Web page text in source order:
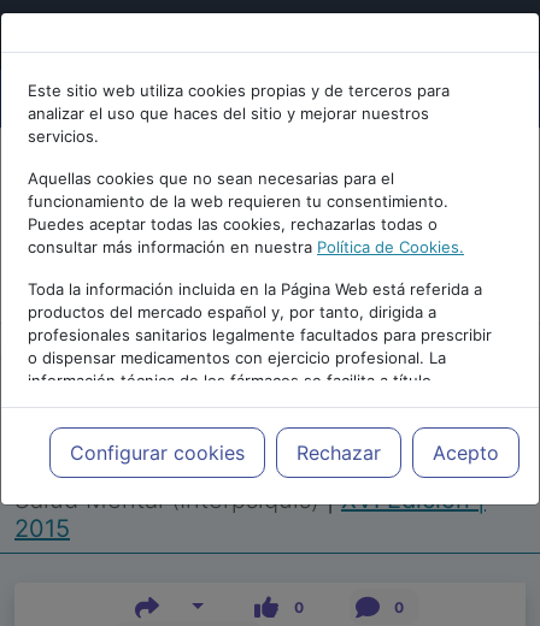
Este sitio web utiliza cookies propias y de terceros para
analizar el uso que haces del sitio y mejorar nuestros
servicios.
Aquellas cookies que no sean necesarias para el
funcionamiento de la web requieren tu consentimiento.
Puedes aceptar todas las cookies, rechazarlas todas o
consultar más información en nuestra Política de Cookies.
Toda la información incluida en la Página Web está referida a
productos del mercado español y, por tanto, dirigida a
profesionales sanitarios legalmente facultados para prescribir
o dispensar medicamentos con ejercicio profesional. La
información técnica de los fármacos se facilita a título
meramente informativo, siendo responsabilidad de los
profesionales facultados prescribir medicamentos y decidir, en
cada caso concreto, el tratamiento más adecuado a las
necesidades del paciente.
Configurar cookies Rechazar Acepto
Repositorio de Artículos |Congreso Virtual
Internacional de Psiquiatría, Psicología y
Salud Mental (Interpsiquis)|XVI Edición |
2015
0 0